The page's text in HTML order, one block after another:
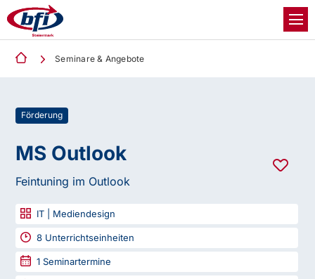
Seminare & Angebote
Förderung
MS Outlook
Feintuning im Outlook
IT | Mediendesign
8 Unterrichtseinheiten
1 Seminartermine